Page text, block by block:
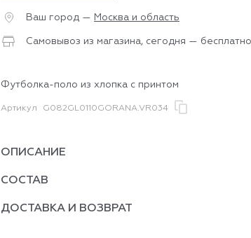
Ваш город — Москва и область
Самовывоз из магазина, сегодня — бесплатно
Футболка-поло из хлопка с принтом
Артикул G082GL0110GORANA.VR034
ОПИСАНИЕ
СОСТАВ
ДОСТАВКА И ВОЗВРАТ